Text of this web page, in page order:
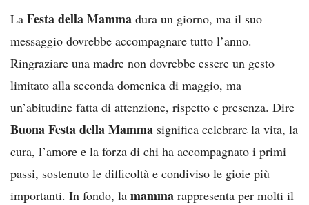
La Festa della Mamma dura un giorno, ma il suo
messaggio dovrebbe accompagnare tutto l’anno.
Ringraziare una madre non dovrebbe essere un gesto
limitato alla seconda domenica di maggio, ma
un’abitudine fatta di attenzione, rispetto e presenza. Dire
Buona Festa della Mamma significa celebrare la vita, la
cura, l’amore e la forza di chi ha accompagnato i primi
passi, sostenuto le difficoltà e condiviso le gioie più
importanti. In fondo, la mamma rappresenta per molti il